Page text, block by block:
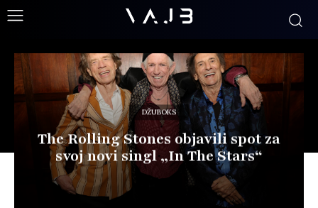
DŽUBOKS
The Rolling Stones objavili spot za
svoj novi singl „In The Stars“